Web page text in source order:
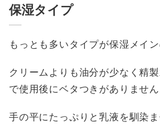
保湿タイプ
もっとも多いタイプが保湿メイン
クリームよりも油分が少なく精
で使用後にベタつきがありません
手の平にたっぷりと乳液を馴染